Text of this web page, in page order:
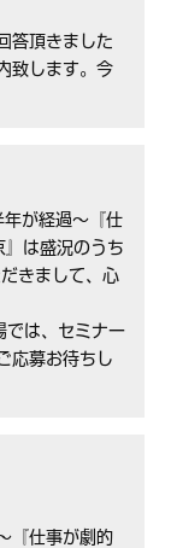
答頂きました
致します。今
が経過～『仕
は盛況のうち
きまして、心
は、セミナー
応募お待ちし
『仕事が劇的